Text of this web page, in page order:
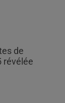
de
révélée